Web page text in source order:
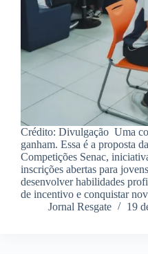
Crédito: Divulgação Uma
ganham. Essa é a proposta
Competições Senac,
inscrições abertas para
desenvolver habilidades
de incentivo e conquistar
Jornal Resgate
19